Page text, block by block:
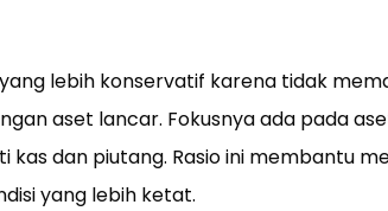
lebih konservatif karena tidak
aset lancar. Fokusnya ada pada
dan piutang. Rasio ini membantu
yang lebih ketat.